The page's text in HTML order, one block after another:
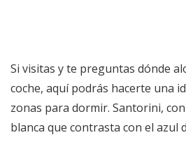
Si visitas y te preguntas dónde
coche, aquí podrás hacerte una
zonas para dormir. Santorini,
blanca que contrasta con el azul